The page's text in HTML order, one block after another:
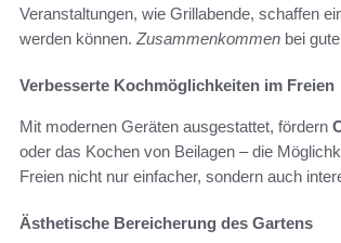
Veranstaltungen, wie Grillabende, schaffen
werden können.Zusammenkommen bei
Verbesserte Kochmöglichkeiten im Freien
Mit modernen Geräten ausgestattet, fördern
oder das Kochen von Beilagen – die
Freien nicht nur einfacher, sondern auch
Ästhetische Bereicherung des Gartens